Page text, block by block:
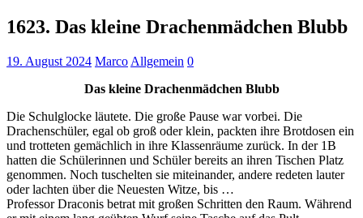
1623. Das kleine Drachenmädchen Blubb
19. August 2024 Marco Allgemein 0
Das kleine Drachenmädchen Blubb
Die Schulglocke läutete. Die große Pause war vorbei. Die
Drachenschüler, egal ob groß oder klein, packten ihre Brotdosen ein
und trotteten gemächlich in ihre Klassenräume zurück. In der 1B
hatten die Schülerinnen und Schüler bereits an ihren Tischen Platz
genommen. Noch tuschelten sie miteinander, andere redeten lauter
oder lachten über die Neuesten Witze, bis …
Professor Draconis betrat mit großen Schritten den Raum. Während